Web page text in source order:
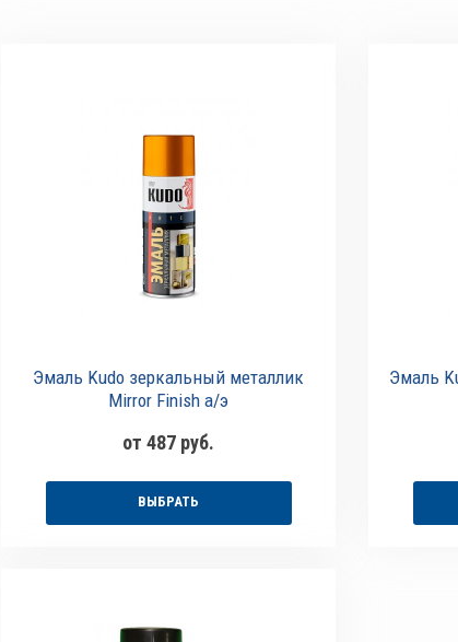
Эмаль Kudo зеркальный металлик
Mirror Finish а/э
от 487 руб.
ВЫБРАТЬ
Эмаль